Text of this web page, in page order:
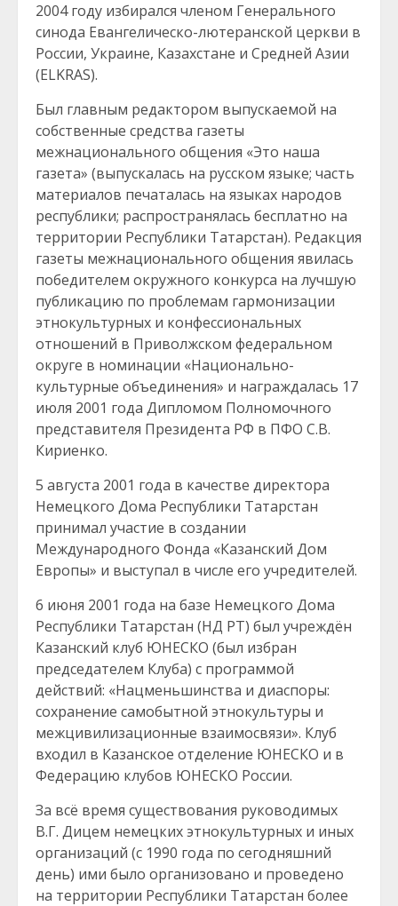
2004 году избирался членом Генерального
синода Евангелическо-лютеранской церкви в
России, Украине, Казахстане и Средней Азии
(ELKRAS).
Был главным редактором выпускаемой на
собственные средства газеты
межнационального общения «Это наша
газета» (выпускалась на русском языке; часть
материалов печаталась на языках народов
республики; распространялась бесплатно на
территории Республики Татарстан). Редакция
газеты межнационального общения явилась
победителем окружного конкурса на лучшую
публикацию по проблемам гармонизации
этнокультурных и конфессиональных
отношений в Приволжском федеральном
округе в номинации «Национально-
культурные объединения» и награждалась 17
июля 2001 года Дипломом Полномочного
представителя Президента РФ в ПФО С.В.
Кириенко.
5 августа 2001 года в качестве директора
Немецкого Дома Республики Татарстан
принимал участие в создании
Международного Фонда «Казанский Дом
Европы» и выступал в числе его учредителей.
6 июня 2001 года на базе Немецкого Дома
Республики Татарстан (НД РТ) был учреждён
Казанский клуб ЮНЕСКО (был избран
председателем Клуба) с программой
действий: «Нацменьшинства и диаспоры:
сохранение самобытной этнокультуры и
межцивилизационные взаимосвязи». Клуб
входил в Казанское отделение ЮНЕСКО и в
Федерацию клубов ЮНЕСКО России.
За всё время существования руководимых
В.Г. Дицем немецких этнокультурных и иных
организаций (с 1990 года по сегодняшний
день) ими было организовано и проведено
на территории Республики Татарстан более